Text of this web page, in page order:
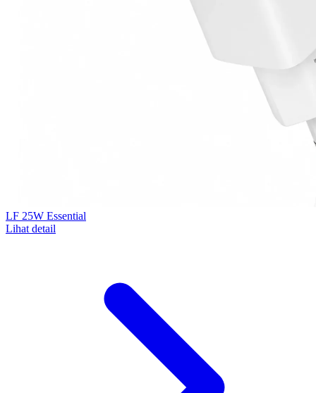
LF 25W Essential
Lihat detail